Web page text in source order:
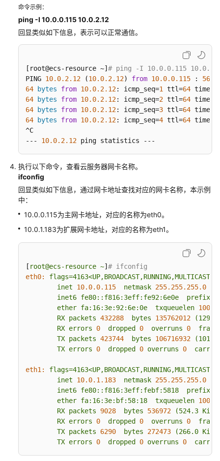
虚
拟
IP
地
弹
性
网
卡
和
辅
助
弹
性
网
卡
性
网
卡
辅
助
卡
命令示例：
ping -I 10.0.0.115 10.0.2.12
回显类似如下信息，表示可以正常通信。
[root@ecs-resource ~] # ping -I 10.0.0.115
PING 10.0.2.12 (10.0.2.12) from 10.0.0.115 : 56
64
bytes from 10.0.2.12: icmp_seq=1 ttl=64 time=
64
bytes from 10.0.2.12: icmp_seq=2 ttl=64 time=
64
bytes from 10.0.2.12: icmp_seq=3 ttl=64 time=
64
bytes from 10.0.2.12: icmp_seq=4 ttl=64 time=
^C
--- 10.0.2.12 ping statistics ---
执行以下命令，查看云服务器网卡名称。
ifconfig
回显类似如下信息，通过网卡地址查找对应的网卡名称，本示例
中：
10.0.0.115为主网卡地址，对应的名称为eth0。
10.0.1.183为扩展网卡地址，对应的名称为eth1。
[ root@ecs-resource ~] # ifconfig
eth0:
flags=4163<UP,BROADCAST,RUNNING,MULTICAST>
inet
10.0.0.115 netmask 255.255.255.0
inet6 fe80::f816:3eff:fe92:6e0e
ether fa:16:3e:92:6e:0e txqueuelen 1000
RX packets 432288 bytes 135762012
(129.4
RX errors 0 dropped 0 overruns 0
frame
TX packets 423744 bytes 106716932
(101.7
TX errors 0 dropped 0 overruns 0
eth1:
flags=4163<UP,BROADCAST,RUNNING,MULTICAST>
inet
10.0.1 .183 netmask 255.255.255.0
inet6 fe80::f816:3eff:febf:5818
ether fa:16:3e:bf:58:18 txqueuelen 1000
RX packets 9028 bytes 536972 (524.3 KiB)
RX errors 0 dropped 0 overruns 0
frame
TX packets 6290 bytes 272473 (266.0 KiB)
TX errors 0 dropped 0 overruns 0